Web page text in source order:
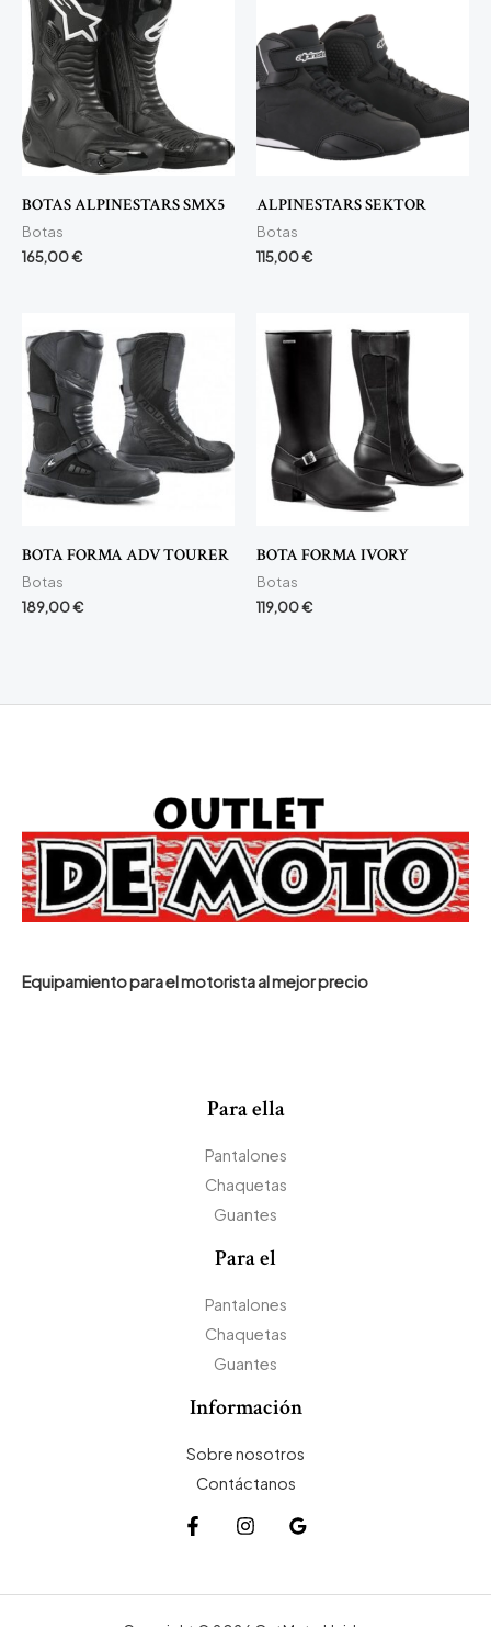
BOTAS ALPINESTARS SMX5
Botas
165,00€
ALPINESTARS SEKTOR
Botas
115,00€
BOTA FORMA ADV TOURER
Botas
189,00€
BOTA FORMA IVORY
Botas
119,00€
Equipamiento para el motorista al mejor precio
Para ella
Pantalones
Chaquetas
Guantes
Para el
Pantalones
Chaquetas
Guantes
Información
Sobre nosotros
Contáctanos